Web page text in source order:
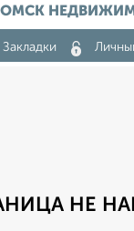
ОМСК
Закладки
НЕ